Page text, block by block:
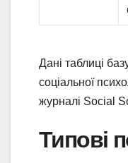
Дані таблиці
соціальної
журналі Social
Типові